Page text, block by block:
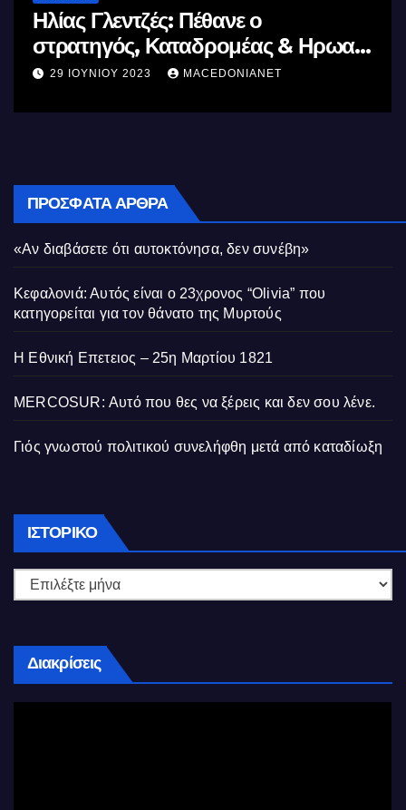
Μέγας Αλέξανδρος: Ο μέγιστος των
Ελλήνων
11 ΙΟΥΝΊΟΥ 2023 MACEDONIANET
ΠΡΌΣΦΑΤΑ ΆΡΘΡΑ
«Αν διαβάσετε ότι αυτοκτόνησα, δεν συνέβη»
Κεφαλονιά: Αυτός είναι ο 23χρονος “Olivia” που
κατηγορείται για τον θάνατο της Μυρτούς
Η Εθνική Επετειος – 25η Μαρτίου 1821
MERCOSUR: Αυτό που θες να ξέρεις και δεν σου λένε.
Γιός γνωστού πολιτικού συνελήφθη μετά από καταδίωξη
ΙΣΤΟΡΙΚΌ Ιστορικό
Διακρίσεις